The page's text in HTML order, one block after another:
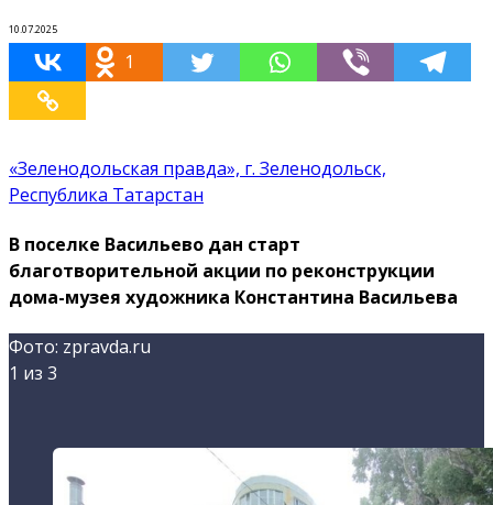
10.07.2025
1
«Зеленодольская правда», г. Зеленодольск,
Республика Татарстан
В поселке Васильево дан старт
благотворительной акции по реконструкции
дома-музея художника Константина Васильева
Фото: zpravda.ru
1 из 3